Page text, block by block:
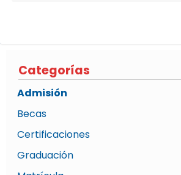
Categorías
Admisión
Becas
Certificaciones
Graduación